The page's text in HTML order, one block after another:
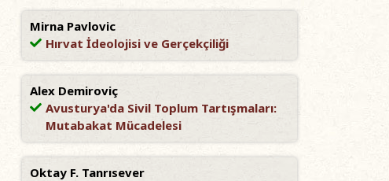
Mirna Pavlovic
Hırvat İdeolojisi ve Gerçekçiliği
Alex Demiroviç
Avusturya'da Sivil Toplum Tartışmaları:
Mutabakat Mücadelesi
Oktay F. Tanrısever